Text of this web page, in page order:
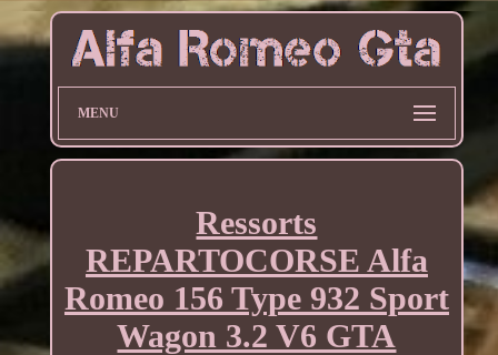
MENU
Ressorts
REPARTOCORSE Alfa
Romeo 156 Type 932 Sport
Wagon 3.2 V6 GTA